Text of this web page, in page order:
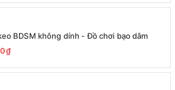
BDSM không dính - Đồ chơi bạo dâm